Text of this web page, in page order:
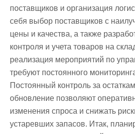
поставщиков и организация
себя выбор поставщиков с
цены и качества, а также
контроля и учета товаров на
реализация мероприятий по
требуют постоянного
Постоянный контроль за
обновление позволяют
изменения спроса и снижать
устаревших запасов. Итак,